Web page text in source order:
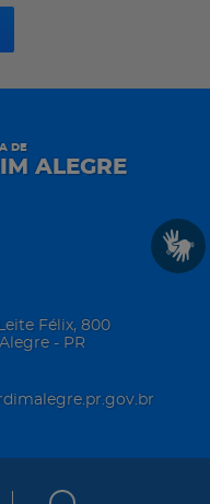
DE
ALEGRE
Félix, 800
- PR